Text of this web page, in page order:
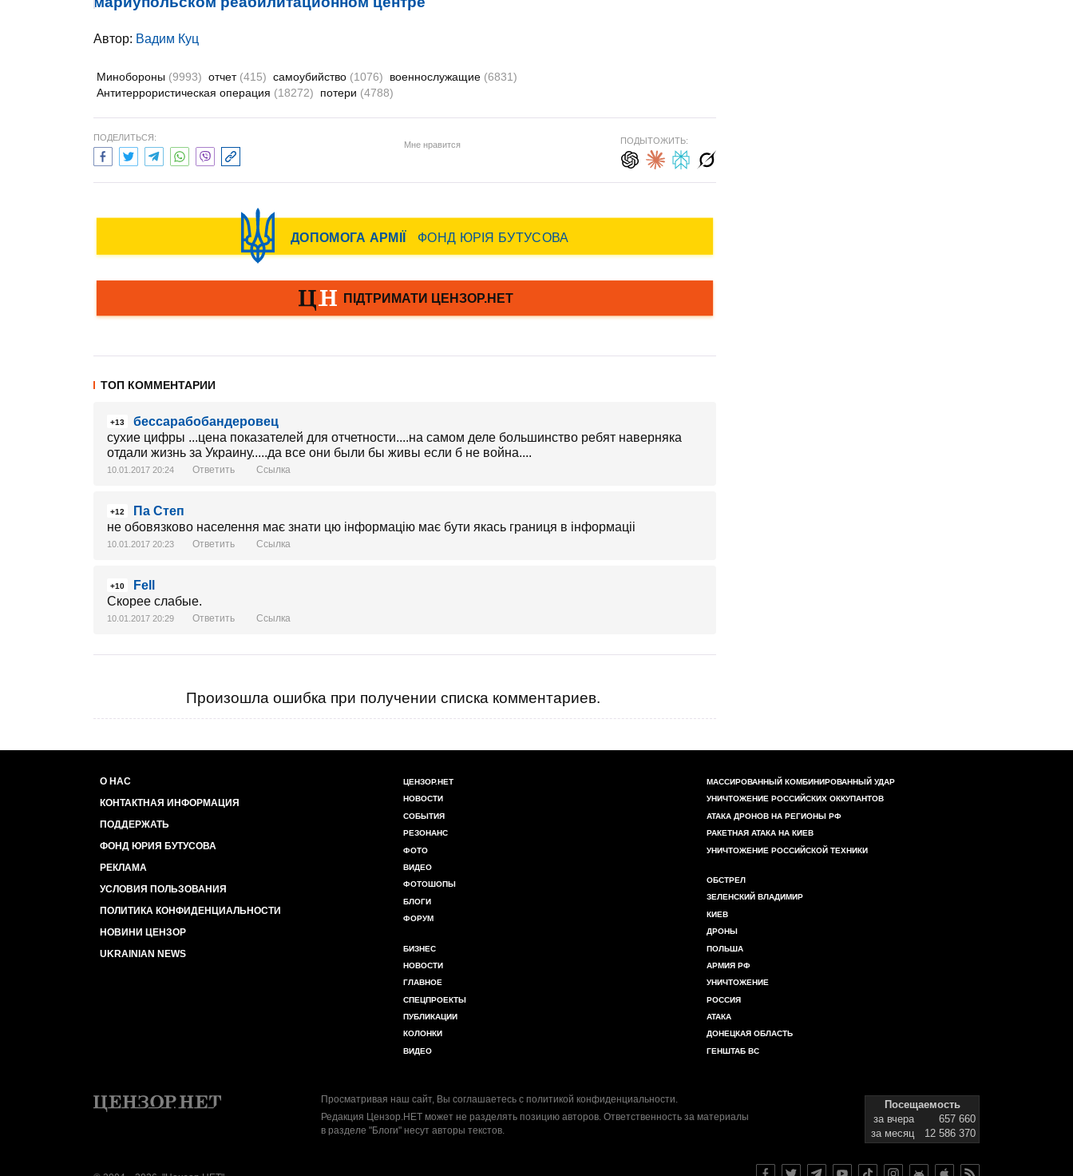
Автор: Вадим Куц
Минобороны (9993) отчет (415) самоубийство (1076) военнослужащие (6831)
Антитеррористическая операция (18272) потери (4788)
ПОДЕЛИТЬСЯ:
Мне нравится ПОДЫТОЖИТЬ:
ТОП КОММЕНТАРИИ
+13
бессарабобандеровец
сухие цифры ...цена показателей для отчетности....на самом деле большинство ребят наверняка
отдали жизнь за Украину.....да все они были бы живы если б не война....
10.01.2017 20:24 Ответить Ссылка
+12
Па Степ
не обовязково населення має знати цю інформацію має бути якась границя в інформаціі
10.01.2017 20:23 Ответить Ссылка
+10
Fell
Скорее слабые.
10.01.2017 20:29 Ответить Ссылка
Произошла ошибка при получении списка комментариев.
О НАС
КОНТАКТНАЯ ИНФОРМАЦИЯ
ПОДДЕРЖАТЬ
ФОНД ЮРИЯ БУТУСОВА
РЕКЛАМА
УСЛОВИЯ ПОЛЬЗОВАНИЯ
ПОЛИТИКА КОНФИДЕНЦИАЛЬНОСТИ
НОВИНИ ЦЕНЗОР
UKRAINIAN NEWS
ЦЕНЗОР.НЕТ
НОВОСТИ
СОБЫТИЯ
РЕЗОНАНС
ФОТО
ВИДЕО
ФОТОШОПЫ
БЛОГИ
ФОРУМ
БИЗНЕС
НОВОСТИ
ГЛАВНОЕ
СПЕЦПРОЕКТЫ
ПУБЛИКАЦИИ
КОЛОНКИ
ВИДЕО
МАССИРОВАННЫЙ КОМБИНИРОВАННЫЙ УДАР
УНИЧТОЖЕНИЕ РОССИЙСКИХ ОККУПАНТОВ
АТАКА ДРОНОВ НА РЕГИОНЫ РФ
РАКЕТНАЯ АТАКА НА КИЕВ
УНИЧТОЖЕНИЕ РОССИЙСКОЙ ТЕХНИКИ
ОБСТРЕЛ
ЗЕЛЕНСКИЙ ВЛАДИМИР
КИЕВ
ДРОНЫ
ПОЛЬША
АРМИЯ РФ
УНИЧТОЖЕНИЕ
РОССИЯ
АТАКА
ДОНЕЦКАЯ ОБЛАСТЬ
ГЕНШТАБ ВС
Просматривая наш сайт, Вы соглашаетесь с политикой конфиденциальности.
Редакция Цензор.НЕТ может не разделять позицию авторов. Ответственность за материалы
в разделе "Блоги" несут авторы текстов.
Посещаемость
за вчера
657 660
за месяц
12 586 370